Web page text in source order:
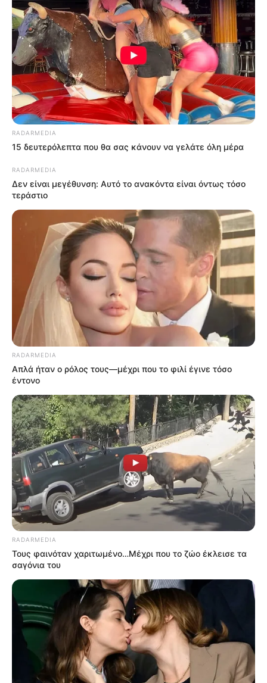
RADARMEDIA
15 δευτερόλεπτα που θα σας κάνουν να γελάτε όλη μέρα
RADARMEDIA
Δεν είναι μεγέθυνση: Αυτό το ανακόντα είναι όντως τόσο
τεράστιο
RADARMEDIA
Απλά ήταν ο ρόλος τους—μέχρι που το φιλί έγινε τόσο
έντονο
RADARMEDIA
Τους φαινόταν χαριτωμένο…Μέχρι που το ζώο έκλεισε τα
σαγόνια του